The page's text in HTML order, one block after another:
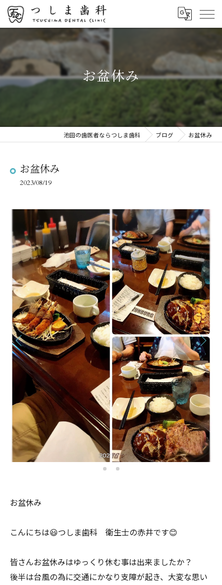
お盆休み
池田の歯医者ならつしま歯科 ブログ お盆休み
お盆休み
2023/08/19
お盆休み
こんにちは😃つしま歯科 衛生士の赤井です😊
皆さんお盆休みはゆっくり休む事は出来ましたか？
後半は台風の為に交通にかなり支障が起き、大変な思い